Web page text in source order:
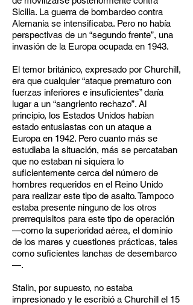
Sicilia. La guerra de bombardeo contra
Alemania se intensificaba. Pero no había
perspectivas de un “segundo frente”, una
invasión de la Europa ocupada en 1943.
El temor británico, expresado por Churchill,
era que cualquier “ataque prematuro con
fuerzas inferiores e insuficientes” daría
lugar a un “sangriento rechazo”. Al
principio, los Estados Unidos habían
estado entusiastas con un ataque a
Europa en 1942. Pero cuanto más se
estudiaba la situación, más se percataban
que no estaban ni siquiera lo
suficientemente cerca del número de
hombres requeridos en el Reino Unido
para realizar este tipo de asalto. Tampoco
estaba presente ninguno de los otros
prerrequisitos para este tipo de operación
—como la superioridad aérea, el dominio
de los mares y cuestiones prácticas, tales
como suficientes lanchas de desembarco
—.
Stalin, por supuesto, no estaba
impresionado y le escribió a Churchill el 15